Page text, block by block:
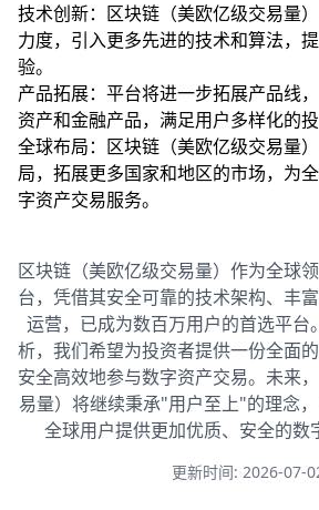
技术创新：区块链（美欧亿级交易量
力度，引入更多先进的技术和算法，
验。
产品拓展：平台将进一步拓展产品线
资产和金融产品，满足用户多样化的投
全球布局：区块链（美欧亿级交易量
局，拓展更多国家和地区的市场，为
字资产交易服务。
区块链（美欧亿级交易量）作为全球
台，凭借其安全可靠的技术架构、丰
运营，已成为数百万用户的首选平台
析，我们希望为投资者提供一份全面
安全高效地参与数字资产交易。未来
易量）将继续秉承"用户至上"的理念
全球用户提供更加优质、安全的数
更新时间: 2026-07-